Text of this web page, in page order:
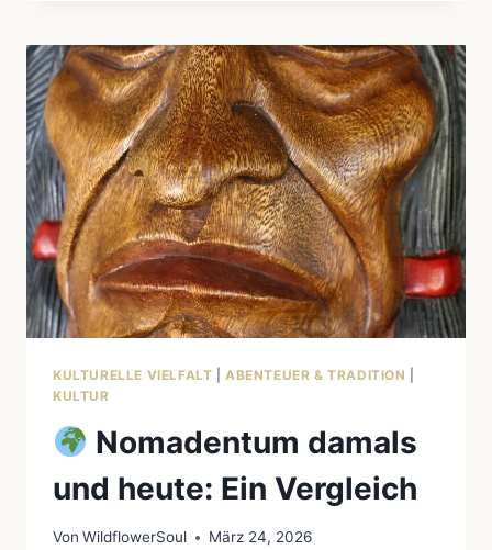
NICHT-
INDIGENER
ALLTAGSKULTURELL
RESPEKTVOLL
HANDELT
KULTURELLE VIELFALT |ABENTEUER & TRADITION
KULTUR
Nomadentum damals
und heute: Ein Vergleich
Von WildflowerSoul März 24, 2026